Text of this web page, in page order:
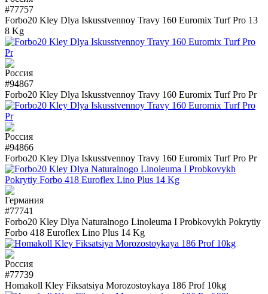
#77757
Forbo20 Kley Dlya Iskusstvennoy Travy 160 Euromix Turf Pro 13
8 Kg
#94867
Forbo20 Kley Dlya Iskusstvennoy Travy 160 Euromix Turf Pro Pr
#94866
Forbo20 Kley Dlya Iskusstvennoy Travy 160 Euromix Turf Pro Pr
#77741
Forbo20 Kley Dlya Naturalnogo Linoleuma I Probkovykh Pokrytiy
Forbo 418 Euroflex Lino Plus 14 Kg
#77739
Homakoll Kley Fiksatsiya Morozostoykaya 186 Prof 10kg